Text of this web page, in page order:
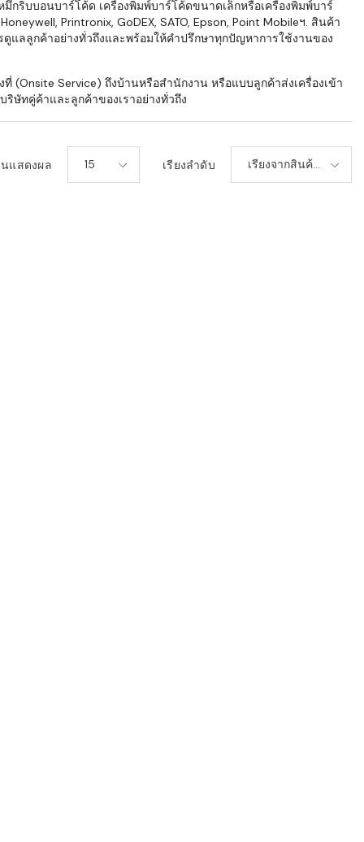
กริบบอนบาร์โค้ด เครื่องพิมพ์บาร์โค้ดขนาดเล็กหรือเครื่องพิมพ์บาร์
Printronix, GoDEX, SATO, Epson, Point Mobileฯ. สินค้า
แลลูกค้าอย่างทั่วถึงและพร้อมให้คำปรึกษาทุกปัญหาการใช้งานของ
(Onsite Service) ถึงบ้านหรือสำนักงาน หรือแบบลูกค้าส่งเครื่องเข้า
ษัทคู่ค้าและลูกค้าของเราอย่างทั่วถึง
แสดงผล 15 เรียงลำดับ
เรียงจากสินค้า
ใหม่-เก่า